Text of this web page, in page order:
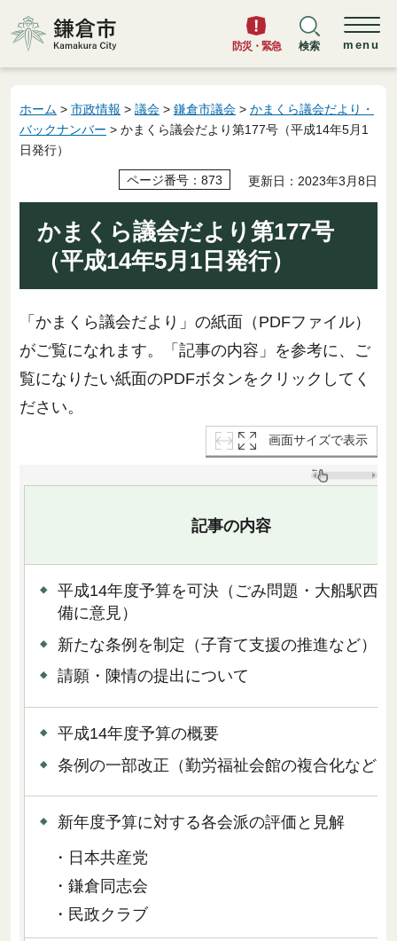
鎌倉市
防災・緊急 検索 menu
ホーム > 市政情報 > 議会 > 鎌倉市議会 > かまくら議会だより・
バックナンバー > かまくら議会だより第177号（平成14年5月1
日発行）
ページ番号：873 更新日：2023年3月8日
かまくら議会だより第177号
（平成14年5月1日発行）
「かまくら議会だより」の紙面（PDFファイル）
がご覧になれます。「記事の内容」を参考に、ご
覧になりたい紙面のPDFボタンをクリックしてく
ださい。
画面サイズで表示
記事の内容
平成14年度予算を可決（ごみ問題・大船駅西
備に意見）
新たな条例を制定（子育て支援の推進など）
請願・陳情の提出について
平成14年度予算の概要
条例の一部改正（勤労福祉会館の複合化など）
新年度予算に対する各会派の評価と見解
・日本共産党
・鎌倉同志会
・民政クラブ